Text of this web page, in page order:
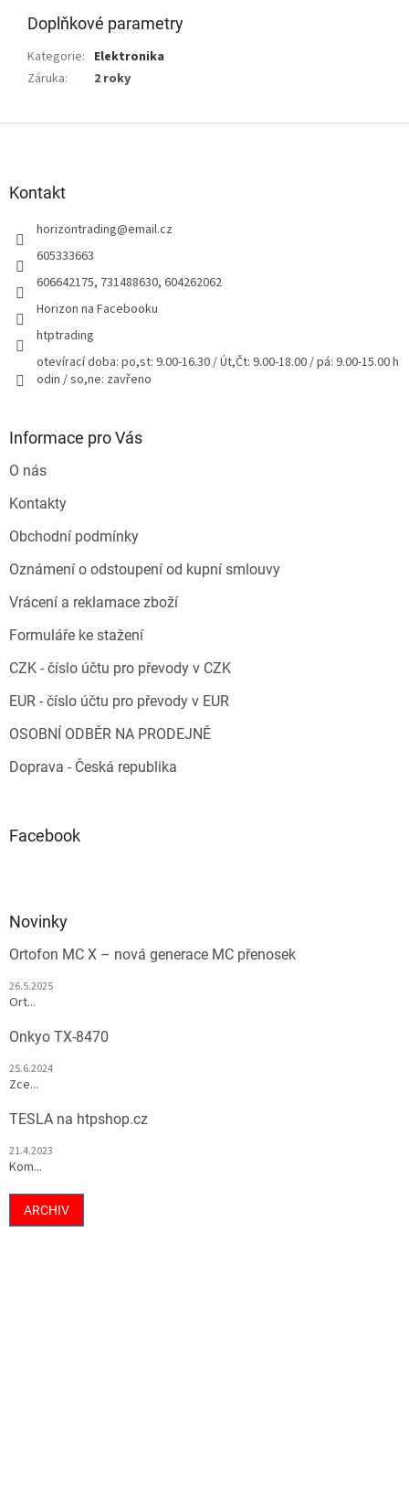
Doplňkové parametry
Kategorie: Elektronika
Záruka: 2 roky
Kontakt
horizontrading@email.cz
605333663
606642175, 731488630, 604262062
Horizon na Facebooku
htptrading
otevírací doba: po,st: 9.00-16.30 / Út,Čt: 9.00-18.00 / pá: 9.00-15.00 h
odin / so,ne: zavřeno
Informace pro Vás
O nás
Kontakty
Obchodní podmínky
Oznámení o odstoupení od kupní smlouvy
Vrácení a reklamace zboží
Formuláře ke stažení
CZK - číslo účtu pro převody v CZK
EUR - číslo účtu pro převody v EUR
OSOBNÍ ODBĚR NA PRODEJNĚ
Doprava - Česká republika
Facebook
Novinky
Ortofon MC X – nová generace MC přenosek
26.5.2025
Ort...
Onkyo TX-8470
25.6.2024
Zce...
TESLA na htpshop.cz
21.4.2023
Kom...
ARCHIV